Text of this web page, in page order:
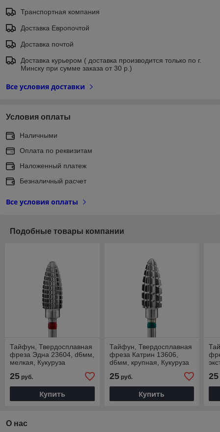
Транспортная компания
Доставка Европочтой
Доставка почтой
Доставка курьером ( доставка производится только по г.
Минску при сумме заказа от 30 р.)
Все условия доставки
Условия оплаты
Наличными
Оплата по реквизитам
Наложенный платеж
Безналичный расчет
Все условия оплаты
Подобные товары компании
Тайфун, Твердосплавная
фреза Эдна 23604, d6мм,
мелкая, Кукуруза
25 руб.
Купить
Тайфун, Твердосплавная
фреза Катрин 13606,
d6мм, крупная, Кукуруза
25руб.
Купить
25
О нас